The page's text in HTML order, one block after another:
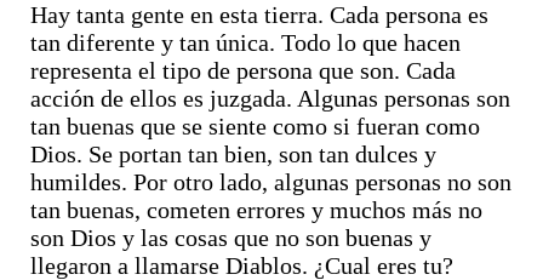
Hay tanta gente en esta tierra. Cada persona es
tan diferente y tan única. Todo lo que hacen
representa el tipo de persona que son. Cada
acción de ellos es juzgada. Algunas personas son
tan buenas que se siente como si fueran como
Dios. Se portan tan bien, son tan dulces y
humildes. Por otro lado, algunas personas no son
tan buenas, cometen errores y muchos más no
son Dios y las cosas que no son buenas y
llegaron a llamarse Diablos. ¿Cual eres tu?